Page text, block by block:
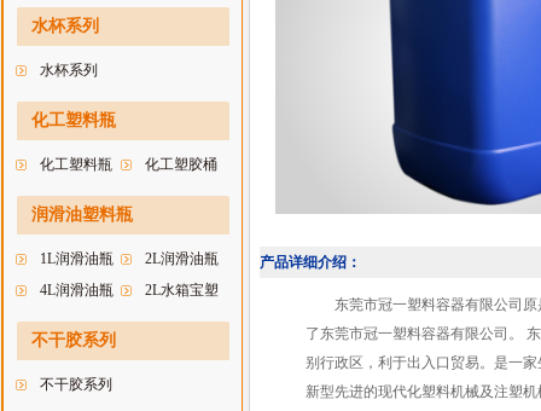
水杯系列
水杯系列
化工塑料瓶
化工塑料瓶 化工塑胶桶
润滑油塑料瓶
1L润滑油瓶
2L润滑油瓶
4L润滑油瓶
2L水箱宝塑
料瓶
不干胶系列
不干胶系列
产品详细介绍：
东莞市冠一塑料容器有限公司原
了东莞市冠一塑料容器有限公司。
别行政区，利于出入口贸易。是一
新型先进的现代化塑料机械及注塑